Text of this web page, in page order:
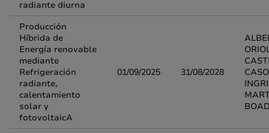
radiante diurna
Producción
Híbrida de
Energía renovable
mediante
Refrigeración
radiante,
calentamiento
solar y
fotovoltaicA
01/09/2025 31/08/2028